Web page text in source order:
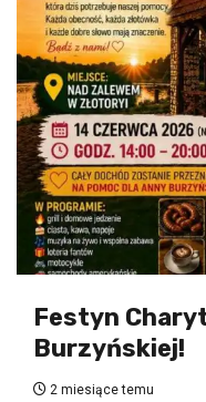
Festyn
Burzyńskiej!
2 miesiące temu